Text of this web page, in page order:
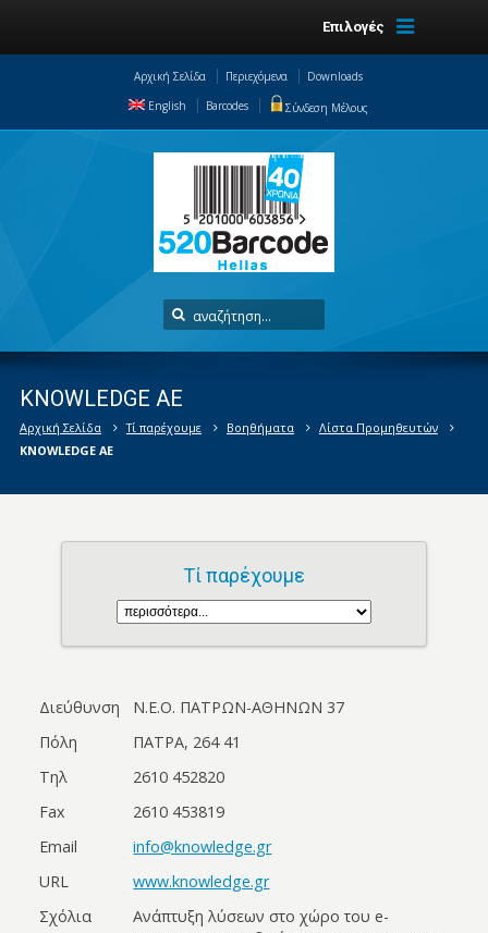
Επιλογές
Αρχική Σελίδα Περιεχόμενα
Downloads
English
Barcodes Σύνδεση Μέλους
KNOWLEDGE AE
Αρχική Σελίδα Τί παρέχουμε Βοηθήματα
Λίστα Προμηθευτών
KNOWLEDGE AE
Τί παρέχουμε
Διεύθυνση
Ν.Ε.Ο. ΠΑΤΡΩΝ-ΑΘΗΝΩΝ 37
Πόλη
ΠΑΤΡΑ, 264 41
Τηλ
2610 452820
Fax
2610 453819
Email
info@knowledge.gr
URL
www.knowledge.gr
Σχόλια
Ανάπτυξη λύσεων στο χώρο του e-